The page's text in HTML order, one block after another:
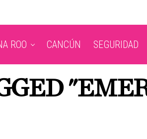
ROO CANCÚN SEGURIDAD